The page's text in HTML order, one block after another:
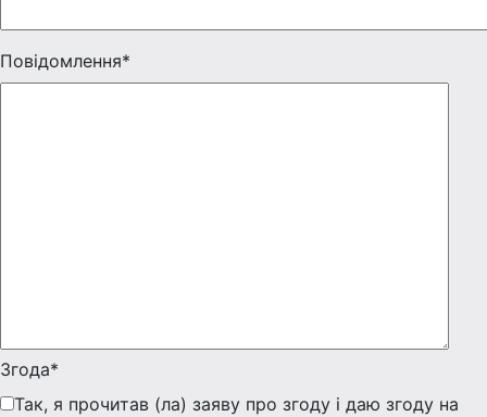
Повідомлення*
Згода*
Так, я прочитав (ла) заяву про згоду і даю згоду на